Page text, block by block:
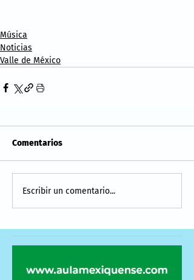
Música
Noticias
Valle de México
Comentarios
Escribir un comentario...